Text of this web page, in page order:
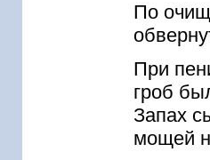
По
При
гроб
Запах
мощей